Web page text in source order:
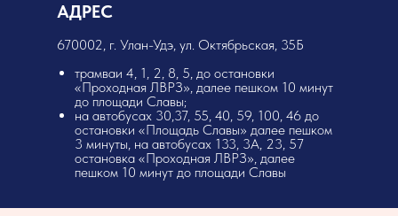
АДРЕС
​670002, г. Улан-Удэ, ул. Октябрьская, 35Б
трамваи 4, 1, 2, 8, 5, до остановки
«Проходная ЛВРЗ», далее пешком 10 минут
до площади Славы;
на автобусах 30,37, 55, 40, 59, 100, 46 до
остановки «Площадь Славы» далее пешком
3 минуты, на автобусах 133, 3А, 23, 57
остановка «Проходная ЛВРЗ», далее
пешком 10 минут до площади Славы